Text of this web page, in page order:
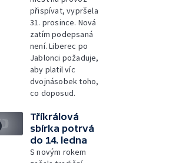
přispívat, vypršela
31. prosince. Nová
zatím podepsaná
není. Liberec po
Jablonci požaduje,
aby platil víc
dvojnásobek toho,
co doposud.
Tříkrálová
sbírka potrvá
do 14. ledna
S novým rokem